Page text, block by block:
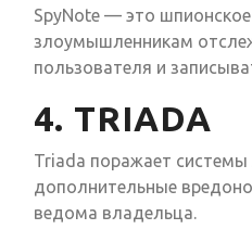
SpyNote — это
злоумышленникам
пользователя и
4. TRIADA
Triada поражает
дополнительные
ведома владельца.